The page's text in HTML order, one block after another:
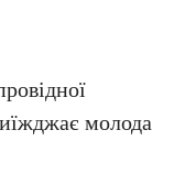
молода